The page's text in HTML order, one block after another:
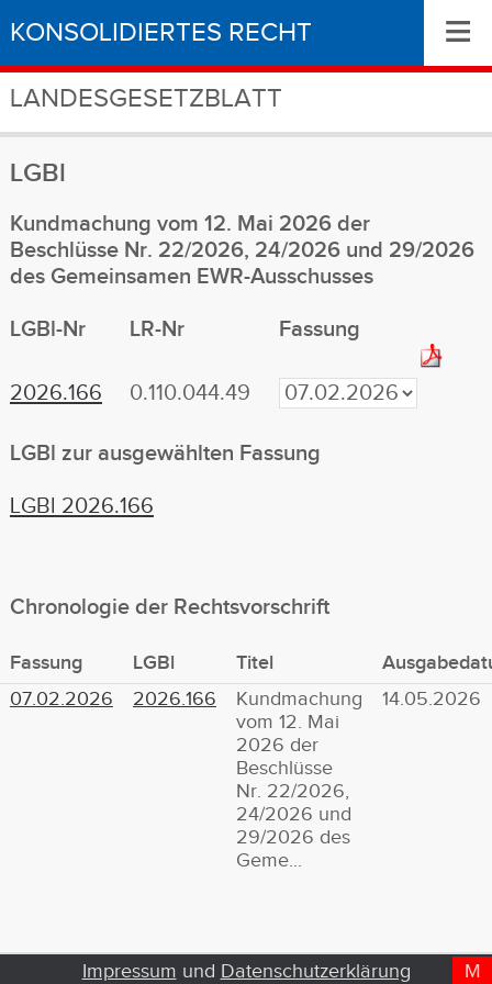
KONSOLIDIERTES RECHT
LANDESGESETZBLATT
≡
LGBl
Kundmachung vom 12. Mai 2026 der
Beschlüsse Nr. 22/2026, 24/2026 und 29/2026
des Gemeinsamen EWR-Ausschusses
LGBl-Nr LR-Nr Fassung
2026.166 0.110.044.49
LGBl zur ausgewählten Fassung
LGBl 2026.166
Chronologie der Rechtsvorschrift
Fassung LGBl Titel
07.02.2026
2026.166
Kundmachung
vom 12. Mai
2026 der
Beschlüsse
Nr. 22/2026,
24/2026 und
29/2026 des
Geme...
14.05.2026
D
T
M
Impressum und Datenschutzerklärung